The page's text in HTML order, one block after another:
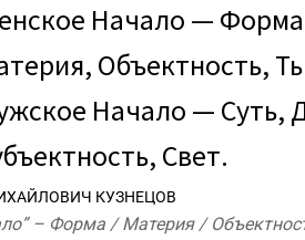
Начало —
Объектность,
Начало — Суть,
Свет.
КУЗНЕЦОВ
– Форма / Материя /